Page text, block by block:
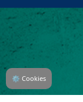
Contacto Aviso Legal
⚙ Cookies